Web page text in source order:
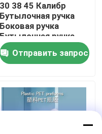
30 38 45 Калибр
Бутылочная ручка
Боковая ручка
Бутылочная ручка
Отправить запрос